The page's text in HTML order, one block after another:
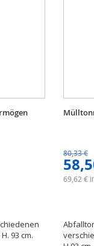
93 cm.
80,33 €
69,62 €